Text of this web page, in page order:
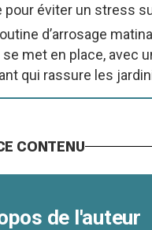
pour éviter un stress
d’arrosage
se met en place, avec
qui rassure les
CONTENU
de l'auteur